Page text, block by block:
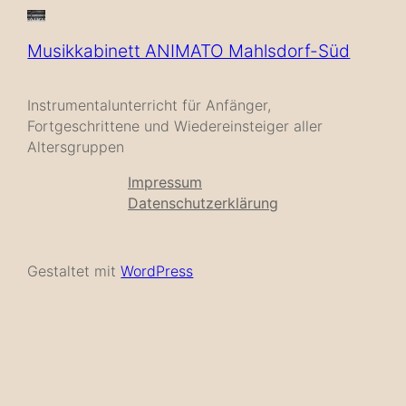
Musikkabinett ANIMATO Mahlsdorf-Süd
Instrumentalunterricht für Anfänger,
Fortgeschrittene und Wiedereinsteiger aller
Altersgruppen
Impressum
Datenschutzerklärung
Gestaltet mitWordPress